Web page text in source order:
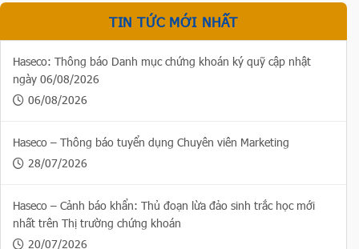
TIN TỨC MỚI NHẤT
Haseco: Thông báo Danh mục chứng khoán ký quỹ cập nhật
ngày 06/08/2026
06/08/2026
Haseco – Thông báo tuyển dụng Chuyên viên Marketing
28/07/2026
Haseco – Cảnh báo khẩn: Thủ đoạn lừa đảo sinh trắc học mới
nhất trên Thị trường chứng khoán
20/07/2026